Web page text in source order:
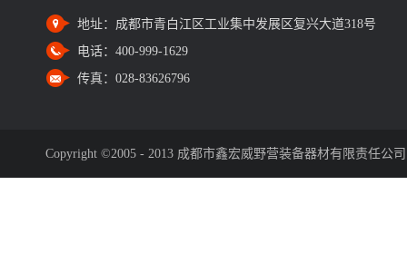
地址： 成都市青白江区工业集中发展区复兴大道318号
电话： 400-999-1629
传真： 028-83626796
Copyright ©2005 - 2013 成都市鑫宏威野营装备器材有限责任公司